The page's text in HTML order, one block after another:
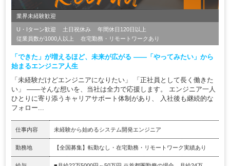
業界未経験歓迎
U・Iターン歓迎 土日祝休み
年間休日120日以上
従業員数が1000人以上
在宅勤務・リモートワークあり
「できた」が増えるほど、未来が広がる ――「やってみたい」から
始まるエンジニア人生
「未経験だけどエンジニアになりたい」 「正社員として長く働きた
い」 ――そんな想いを、当社は全力で応援します。 エンジニア一人
ひとりに寄り添うキャリアサポート体制があり、 入社後も継続的な
フォロー...
仕事内容 未経験から始めるシステム開発エンジニア
勤務地 【全国募集】転勤なし・在宅勤務・リモートワーク実績あり